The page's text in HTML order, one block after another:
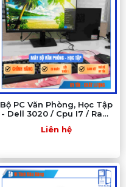
Bộ PC Văn Phòng, Học Tập
- Dell 3020 / Cpu I7 / Ram
Liên hệ